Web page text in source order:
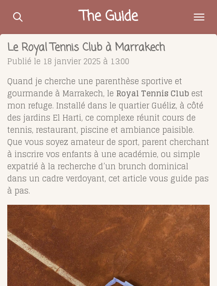
Passer
contenu
principal
The Guide
Le Royal Tennis Club à Marrakech
Publié le 18 janvier 2025 à 13:00
Quand je cherche une parenthèse sportive et
gourmande à Marrakech, le Royal Tennis Club est
mon refuge. Installé dans le quartier Guéliz, à côté
des jardins El Harti, ce complexe réunit cours de
tennis, restaurant, piscine et ambiance paisible.
Que vous soyez amateur de sport, parent cherchant
à inscrire vos enfants à une académie, ou simple
expatrié à la recherche d’un brunch dominical
dans un cadre verdoyant, cet article vous guide pas
à pas.